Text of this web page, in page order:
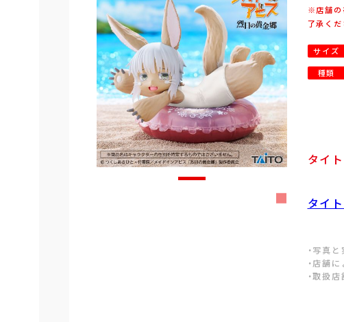
※店舗の
了承くだ
サイズ
種類
タイ
タイ
・写真
・店舗
・取扱